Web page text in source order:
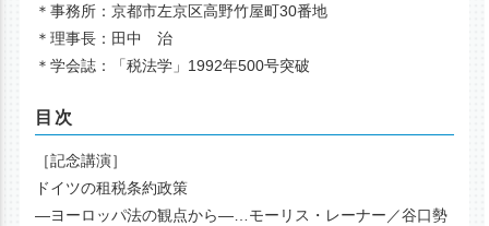
＊事務所：京都市左京区高野竹屋町30番地
＊理事長：田中 治
＊学会誌：「税法学」1992年500号突破
目次
［記念講演］
ドイツの租税条約政策
―ヨーロッパ法の観点から―…モーリス・レーナー／谷口勢